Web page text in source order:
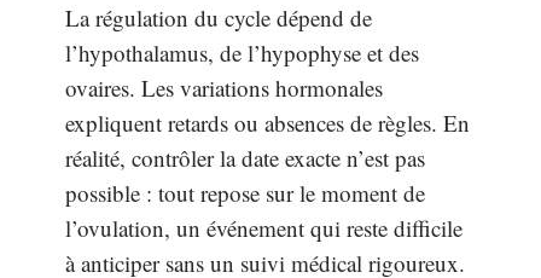
La régulation du cycle dépend de
l’hypothalamus, de l’hypophyse et des
ovaires. Les variations hormonales
expliquent retards ou absences de règles. En
réalité, contrôler la date exacte n’est pas
possible : tout repose sur le moment de
l’ovulation, un événement qui reste difficile
à anticiper sans un suivi médical rigoureux.